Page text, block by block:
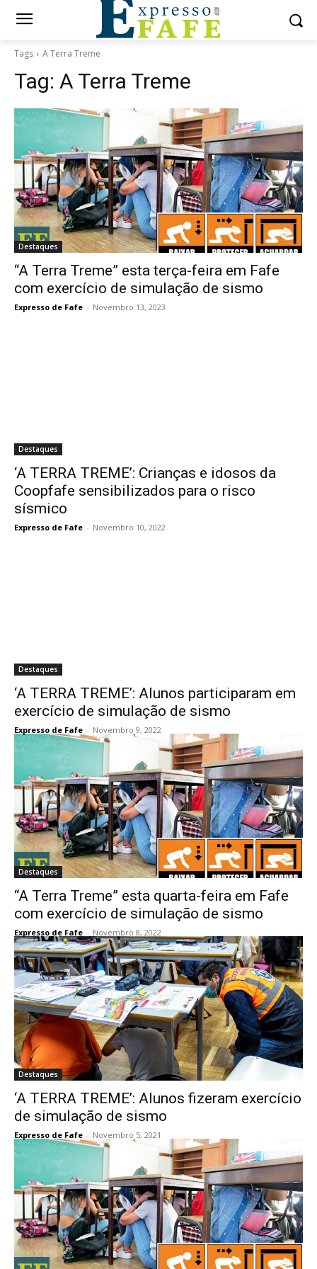
Tags A Terra Treme
Tag: A Terra Treme
Destaques
“A Terra Treme” esta terça-feira em Fafe
com exercício de simulação de sismo
Expresso de Fafe - Novembro 13, 2023
Destaques
‘A TERRA TREME’: Crianças e idosos da
Coopfafe sensibilizados para o risco
sísmico
Expresso de Fafe - Novembro 10, 2022
Destaques
‘A TERRA TREME’: Alunos participaram em
exercício de simulação de sismo
Expresso de Fafe - Novembro 9, 2022
Destaques
“A Terra Treme” esta quarta-feira em Fafe
com exercício de simulação de sismo
Expresso de Fafe - Novembro 8, 2022
Destaques
‘A TERRA TREME’: Alunos fizeram exercício
de simulação de sismo
Expresso de Fafe - Novembro 5, 2021